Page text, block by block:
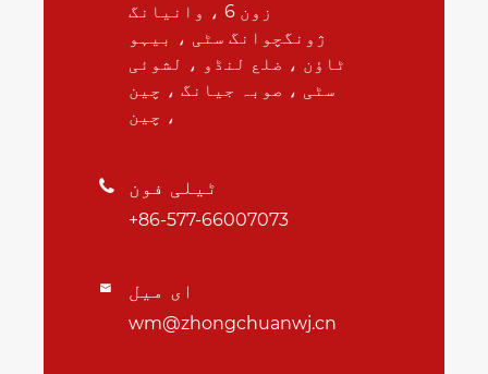
زون 6 ، وانیانگ
ژونگچوانگ سٹی ، بیہو
ٹاؤن ، ضلع لنڈو ، لشوئی
سٹی ، صوبہ جیانگ ، چین
، چین
 ٹیلی فون
+86-577-66007073
 ای میل
wm@zhongchuanwj.cn